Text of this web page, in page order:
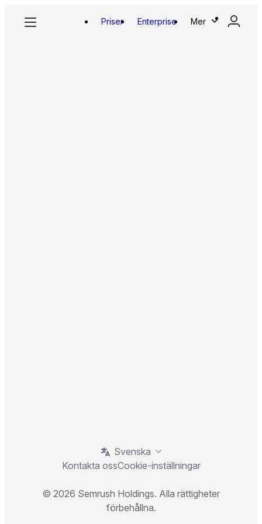
Priser Enterprise Mer
Svenska
Kontakta ossCookie-inställningar
© 2026 Semrush Holdings. Alla rättigheter
förbehållna.